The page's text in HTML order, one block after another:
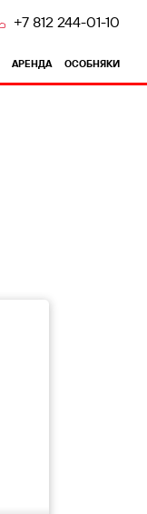
+7 812 244-01-10
АРЕНДА ОСОБНЯКИ